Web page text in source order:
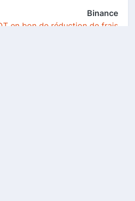
Binance
en bon de réduction de frais